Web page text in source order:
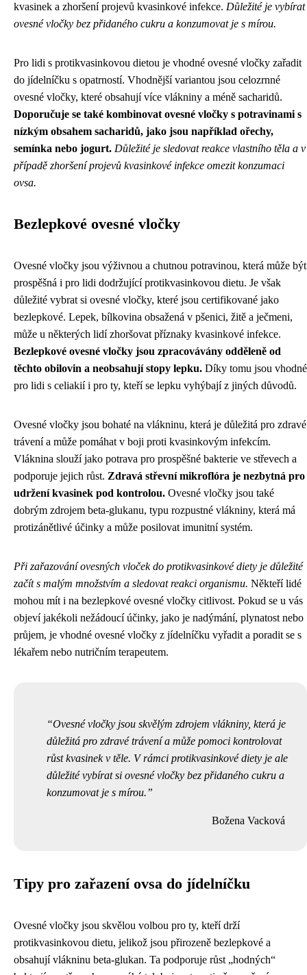
kvasinek a zhoršení projevů kvasinkové infekce. Důležité je vybírat
ovesné vločky bez přidaného cukru a konzumovat je s mírou.
Pro lidi s protikvasinkovou dietou je vhodné ovesné vločky zařadit
do jídelníčku s opatrností. Vhodnější variantou jsou celozrnné
ovesné vločky, které obsahují více vlákniny a méně sacharidů.
Doporučuje se také kombinovat ovesné vločky s potravinami s
nízkým obsahem sacharidů, jako jsou například ořechy,
semínka nebo jogurt. Důležité je sledovat reakce vlastního těla a v
případě zhoršení projevů kvasinkové infekce omezit konzumaci
ovsa.
Bezlepkové ovesné vločky
Ovesné vločky jsou výživnou a chutnou potravinou, která může být
prospěšná i pro lidi dodržující protikvasinkovou dietu. Je však
důležité vybrat si ovesné vločky, které jsou certifikované jako
bezlepkové. Lepek, bílkovina obsažená v pšenici, žitě a ječmeni,
může u některých lidí zhoršovat příznaky kvasinkové infekce.
Bezlepkové ovesné vločky jsou zpracovávány odděleně od
těchto obilovin a neobsahují stopy lepku. Díky tomu jsou vhodné
pro lidi s celiakií i pro ty, kteří se lepku vyhýbají z jiných důvodů.
Ovesné vločky jsou bohaté na vlákninu, která je důležitá pro zdravé
trávení a může pomáhat v boji proti kvasinkovým infekcím.
Vláknina slouží jako potrava pro prospěšné bakterie ve střevech a
podporuje jejich růst. Zdravá střevní mikroflóra je nezbytná pro
udržení kvasinek pod kontrolou. Ovesné vločky jsou také
dobrým zdrojem beta-glukanu, typu rozpustné vlákniny, která má
protizánětlivé účinky a může posilovat imunitní systém.
Při zařazování ovesných vloček do protikvasinkové diety je důležité
začít s malým množstvím a sledovat reakci organismu. Někteří lidé
mohou mít i na bezlepkové ovesné vločky citlivost. Pokud se u vás
objeví jakékoli nežádoucí účinky, jako je nadýmání, plynatost nebo
průjem, je vhodné ovesné vločky z jídelníčku vyřadit a poradit se s
lékařem nebo nutričním terapeutem.
Ovesné vločky jsou skvělým zdrojem vlákniny, která je
důležitá pro zdravé trávení a může pomoci kontrolovat
růst kvasinek v těle. V rámci protikvasinkové diety je ale
důležité vybírat si ovesné vločky bez přidaného cukru a
konzumovat je s mírou.
Božena Vacková
Tipy pro zařazení ovsa do jídelníčku
Ovesné vločky jsou skvělou volbou pro ty, kteří drží
protikvasinkovou dietu, jelikož jsou přirozeně bezlepkové a
obsahují vlákninu beta-glukan. Ta podporuje růst „hodných“